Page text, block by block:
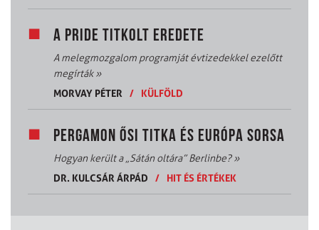
A PRIDE TITKOLT EREDETE
A melegmozgalom programját évtizedekkel ezelőtt
megírták»
MORVAY PÉTER
/ KÜLFÖLD
PERGAMON ŐSI TITKA ÉS EURÓPA SORSA
Hogyan került a „Sátán oltára” Berlinbe?»
DR. KULCSÁR ÁRPÁD
/ HIT ÉS ÉRTÉKEK